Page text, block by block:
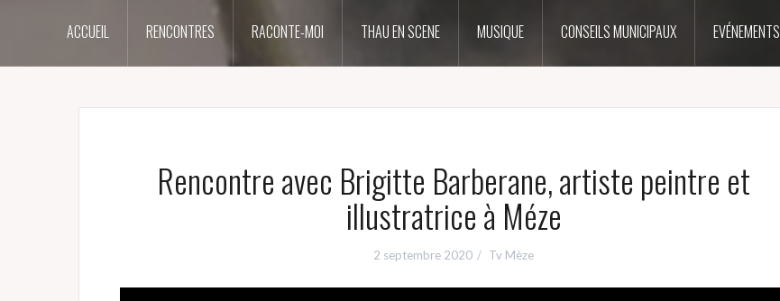
ACCUEIL RENCONTRES RACONTE-MOI THAU EN SCENE MUSIQUE CONSEILS MUNICIPAUX EVÉNEMENTS
Rencontre avec Brigitte Barberane, artiste peintre et
illustratrice à Méze
2 septembre 2020 Tv Mèze